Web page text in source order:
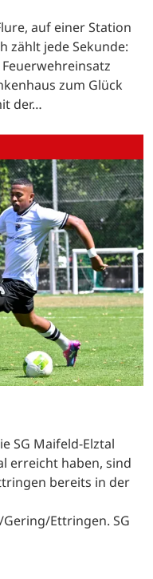
auf einer Station
zählt jede Sekunde:
zum Glück
der…
SG Maifeld-Elztal
erreicht haben, sind
bereits in der
Ettringen. SG